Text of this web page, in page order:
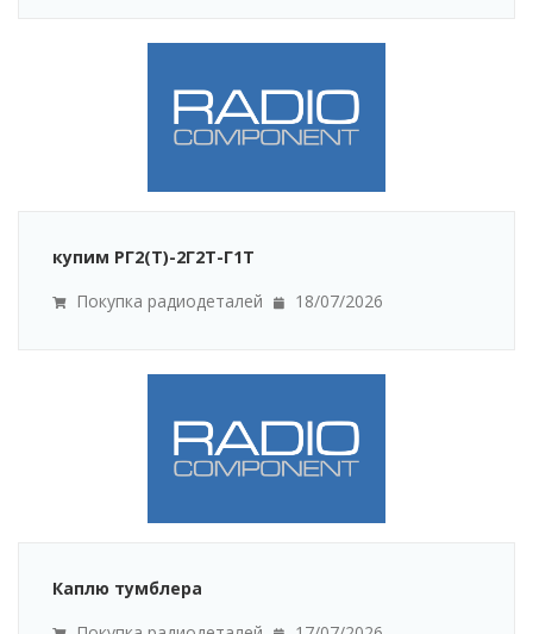
купим РГ2(Т)-2Г2Т-Г1Т
Покупка радиодеталей
18/07/2026
Каплю тумблера